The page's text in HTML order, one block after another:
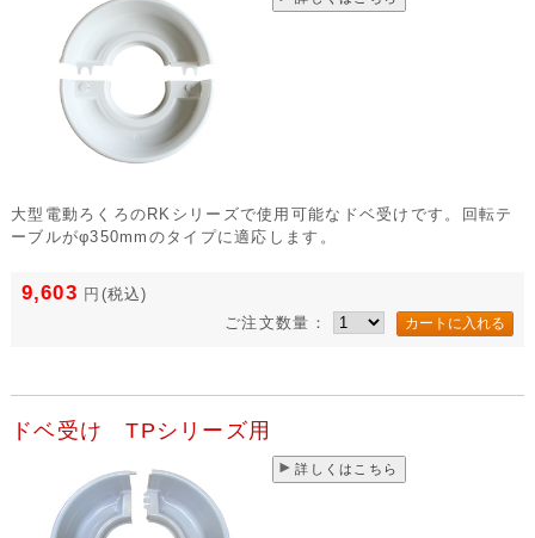
大型電動ろくろのRKシリーズで使用可能なドベ受けです。回転テ
ーブルがφ350mmのタイプに適応します。
9,603 円 (税込)
ご注文数量：
ドベ受け TPシリーズ用
詳しくはこちら